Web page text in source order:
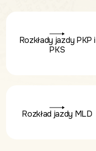
Rozkłady jazdy PKP i
PKS
Rozkład jazdy MLD